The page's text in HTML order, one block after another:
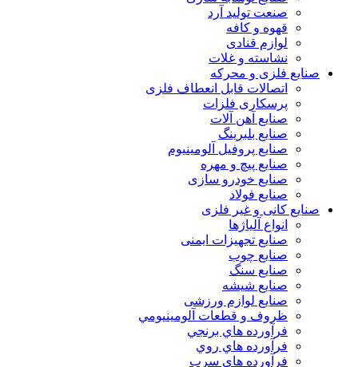
صنعت تولید آرد
قهوه و کافه
لوازم قنادی
نشاسته و غلات
صنایع فلزی و محرکه
اتصالات قابل انعطاف فلزی
پرسکاری فلزات
صنایع آهن آلات
صنایع بلبرینگ
صنایع پروفیل آلومینیوم
صنایع پیچ و مهره
صنایع خودرو سازی
صنایع فولاد
صنایع کانی و غیر فلزی
انواع آلياژها
صنایع تجهیزات ایمنی
صنایع چوب
صنایع سنگ
صنایع شیشه
صنایع لوازم ورزشی
ظروف و قطعات آلومينيومي
فرآورده هاي برنجي
فرآورده هاي روي
فرآورده هاي سرب